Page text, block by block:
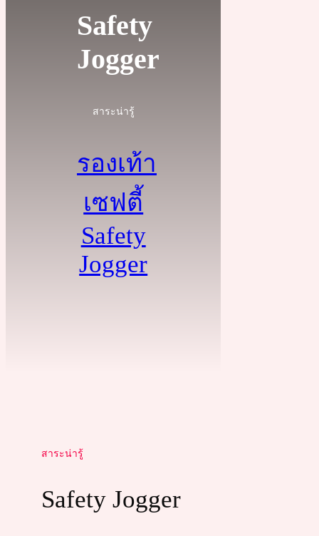
Safety
Jogger
สาระน่ารู้
รองเท้า
เซฟตี้
Safety
Jogger
สาระน่ารู้
Safety Jogger